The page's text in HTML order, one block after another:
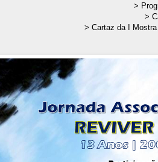
>
>
> Cartaz da I